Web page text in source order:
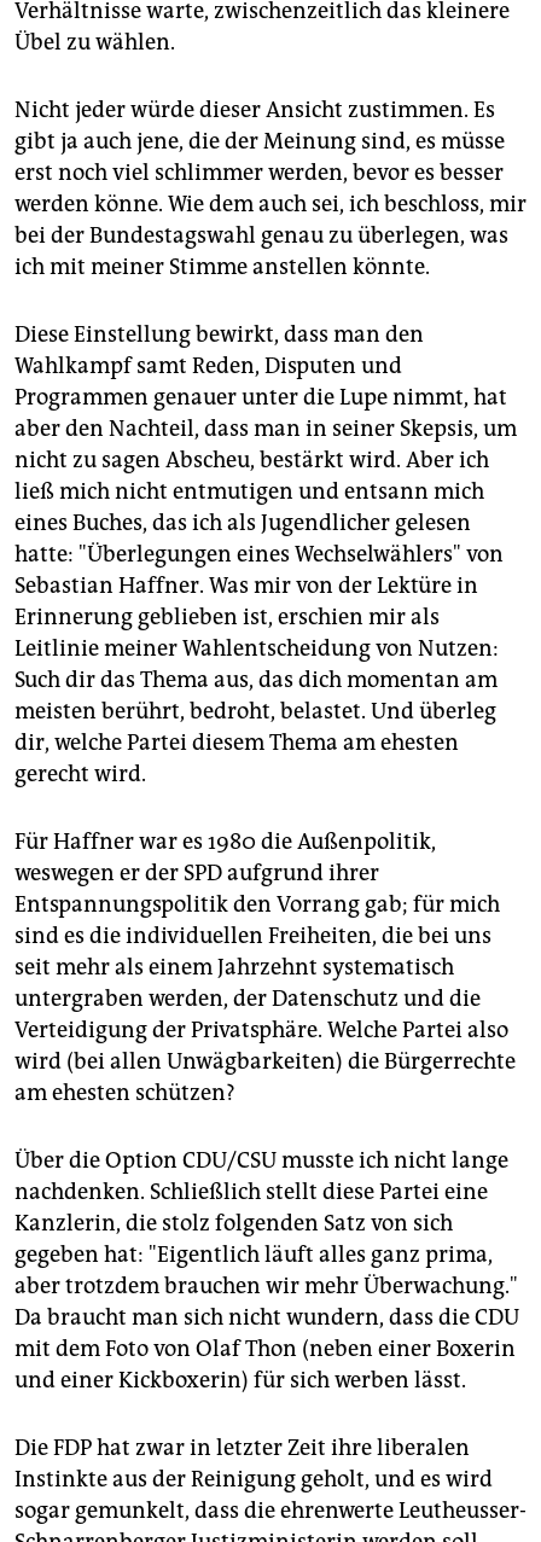
Verhältnisse warte, zwischenzeitlich das kleinere
Übel zu wählen.
Nicht jeder würde dieser Ansicht zustimmen. Es
gibt ja auch jene, die der Meinung sind, es müsse
erst noch viel schlimmer werden, bevor es besser
werden könne. Wie dem auch sei, ich beschloss, mir
bei der Bundestagswahl genau zu überlegen, was
ich mit meiner Stimme anstellen könnte.
Diese Einstellung bewirkt, dass man den
Wahlkampf samt Reden, Disputen und
Programmen genauer unter die Lupe nimmt, hat
aber den Nachteil, dass man in seiner Skepsis, um
nicht zu sagen Abscheu, bestärkt wird. Aber ich
ließ mich nicht entmutigen und entsann mich
eines Buches, das ich als Jugendlicher gelesen
hatte: "Überlegungen eines Wechselwählers" von
Sebastian Haffner. Was mir von der Lektüre in
Erinnerung geblieben ist, erschien mir als
Leitlinie meiner Wahlentscheidung von Nutzen:
Such dir das Thema aus, das dich momentan am
meisten berührt, bedroht, belastet. Und überleg
dir, welche Partei diesem Thema am ehesten
gerecht wird.
Für Haffner war es 1980 die Außenpolitik,
weswegen er der SPD aufgrund ihrer
Entspannungspolitik den Vorrang gab; für mich
sind es die individuellen Freiheiten, die bei uns
seit mehr als einem Jahrzehnt systematisch
untergraben werden, der Datenschutz und die
Verteidigung der Privatsphäre. Welche Partei also
wird (bei allen Unwägbarkeiten) die Bürgerrechte
am ehesten schützen?
Über die Option CDU/CSU musste ich nicht lange
nachdenken. Schließlich stellt diese Partei eine
Kanzlerin, die stolz folgenden Satz von sich
gegeben hat: "Eigentlich läuft alles ganz prima,
aber trotzdem brauchen wir mehr Überwachung."
Da braucht man sich nicht wundern, dass die CDU
mit dem Foto von Olaf Thon (neben einer Boxerin
und einer Kickboxerin) für sich werben lässt.
Die FDP hat zwar in letzter Zeit ihre liberalen
Instinkte aus der Reinigung geholt, und es wird
sogar gemunkelt, dass die ehrenwerte Leutheusser-